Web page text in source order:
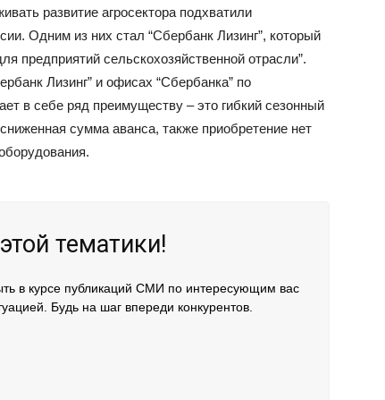
развитие агросектора подхватили
Одним из них стал “Сбербанк Лизинг”, который
предприятий сельскохозяйственной отрасли”.
Лизинг” и офисах “Сбербанка” по
в себе ряд преимуществу – это гибкий сезонный
сумма аванса, также приобретение нет
тематики!
в курсе публикаций СМИ по интересующим вас
Будь на шаг впереди конкурентов.